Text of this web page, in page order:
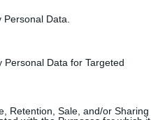
Data.
Data for Targeted
Retention, Sale, and/or Sharing
Faptele s-au petrecut
au fost introduse
procent dintre elevi
de aceeaşi vârstă: